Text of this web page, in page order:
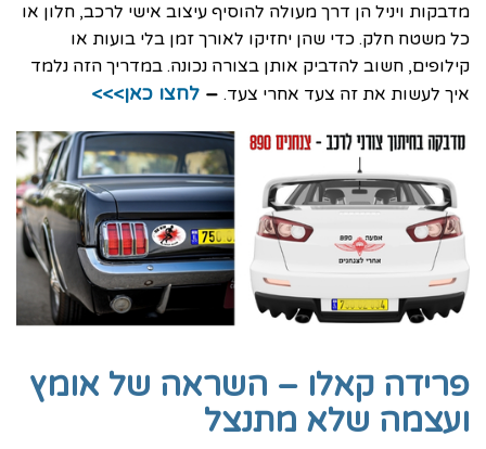
מדבקות ויניל הן דרך מעולה להוסיף עיצוב אישי לרכב, חלון או
כל משטח חלק. כדי שהן יחזיקו לאורך זמן בלי בועות או
קילופים, חשוב להדביק אותן בצורה נכונה. במדריך הזה נלמד
איך לעשות את זה צעד אחרי צעד. – לחצו כאן>>>
פרידה קאלו – השראה של אומץ
ועצמה שלא מתנצל